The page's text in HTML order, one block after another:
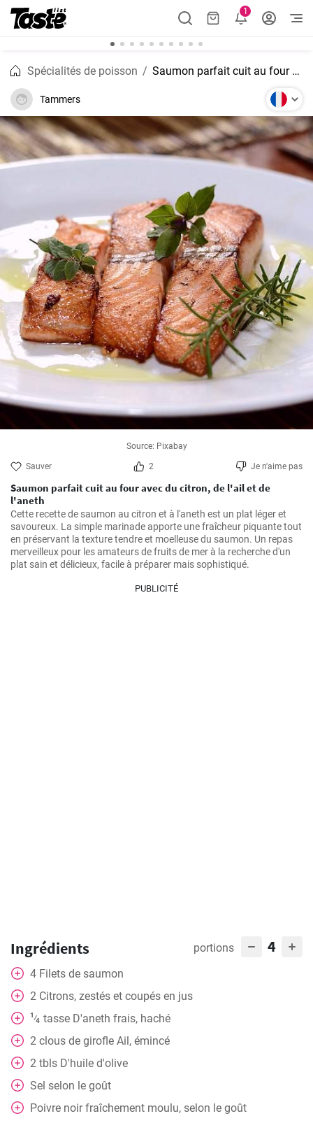
1
Spécialités de poisson Saumon parfait cuit au four avec du citron, de l'ail et de l'aneth
Tammers
Source: Pixabay
Sauver 2 Je n'aime pas
Saumon parfait cuit au four avec du citron, de l'ail et de
l'aneth
Cette recette de saumon au citron et à l'aneth est un plat léger et
savoureux. La simple marinade apporte une fraîcheur piquante tout
en préservant la texture tendre et moelleuse du saumon. Un repas
merveilleux pour les amateurs de fruits de mer à la recherche d'un
plat sain et délicieux, facile à préparer mais sophistiqué.
PUBLICITÉ
Ingrédients portions 4
4 Filets de saumon
2 Citrons, zestés et coupés en jus
1⁄4 tasse D'aneth frais, haché
2 clous de girofle Ail, émincé
2 tbls D'huile d'olive
Sel selon le goût
Poivre noir fraîchement moulu, selon le goût